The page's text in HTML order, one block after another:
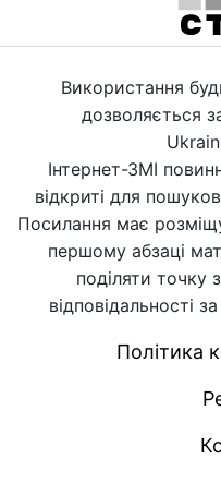
Використання
дозволяється
Інтернет-ЗМІ
відкриті для
Посилання має
першому абзаці
поділяти точку
відповідальності
Політика